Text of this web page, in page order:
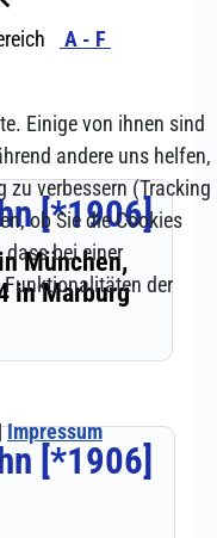
Einige von ihnen sind
andere uns helfen,
zu verbessern (Tracking
ob Sie die Cookies
bei einer
der
Impressum